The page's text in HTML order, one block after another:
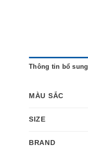
Thông tin bổ sung
MÀU SẮC
SIZE
BRAND